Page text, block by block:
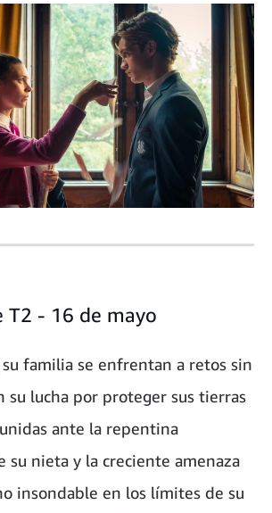
T2 - 16 de mayo
familia se enfrentan a retos sin
su lucha por proteger sus tierras
ante la repentina
su nieta y la creciente amenaza
insondable en los límites de su